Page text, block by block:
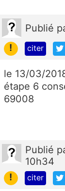
Publié
!
citer
le 13/03/
étape 6
69008
Publié
10h34
!
citer